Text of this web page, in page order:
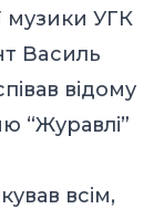
музики УГК
Вaсиль
відому
“Журавлі”
всім,